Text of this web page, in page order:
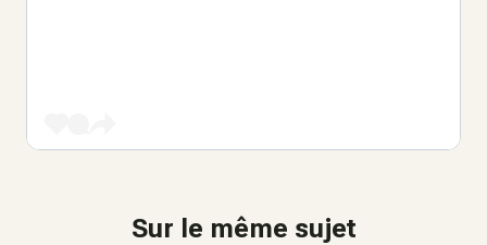
Sur le même sujet